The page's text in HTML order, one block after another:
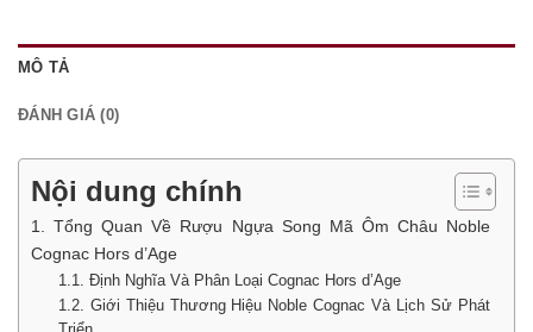
MÔ TẢ
ĐÁNH GIÁ (0)
Nội dung chính
1. Tổng Quan Về Rượu Ngựa Song Mã Ôm Châu Noble
Cognac Hors d’Age
1.1. Định Nghĩa Và Phân Loại Cognac Hors d’Age
1.2. Giới Thiệu Thương Hiệu Noble Cognac Và Lịch Sử Phát